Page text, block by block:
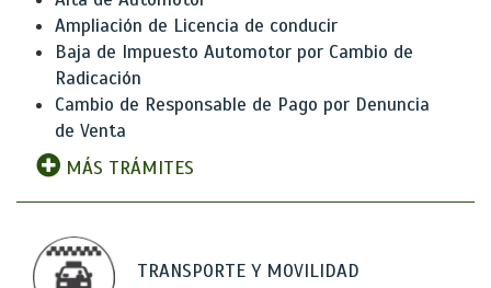
Ampliación de Licencia de conducir
Baja de Impuesto Automotor por Cambio de
Radicación
Cambio de Responsable de Pago por Denuncia
de Venta
MÁS TRÁMITES
TRANSPORTE Y MOVILIDAD